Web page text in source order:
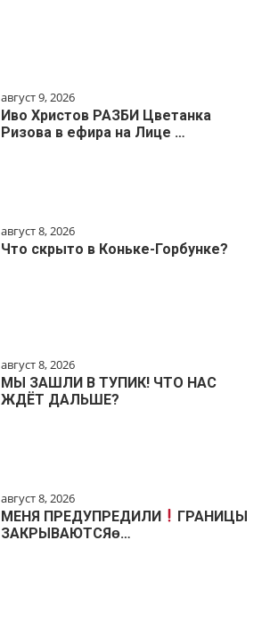
август 9, 2026
Иво Христов РАЗБИ Цветанка
Ризова в ефира на Лице …
август 8, 2026
Что скрыто в Коньке-Горбунке?
август 8, 2026
МЫ ЗАШЛИ В ТУПИК! ЧТО НАС
ЖДЁТ ДАЛЬШЕ?
август 8, 2026
МЕНЯ ПРЕДУПРЕДИЛИ
ГРАНИЦЫ
ЗАКРЫВАЮТСЯɵ…